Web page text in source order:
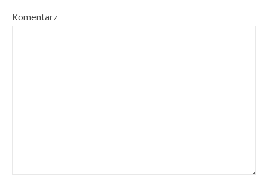
Komentarz